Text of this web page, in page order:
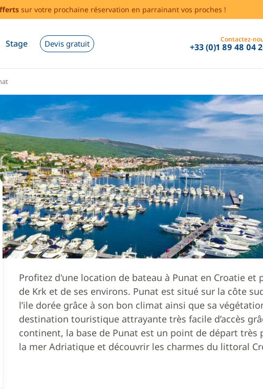
sur votre prochaine réservation en parrainant vos proches !
Stage Devis gratuit Contactez-
+33 (0)1 89 48 04
Profitez d'une location de bateau à Punat en Croatie et
de Krk et de ses environs. Punat est situé sur la côte
l’ile dorée grâce à son bon climat ainsi que sa
destination touristique attrayante très facile d’accès
continent, la base de Punat est un point de départ très
la mer Adriatique et découvrir les charmes du littoral